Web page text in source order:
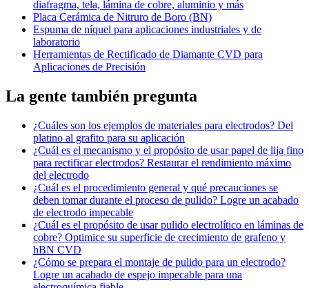
diafragma, tela, lámina de cobre, aluminio y más
Placa Cerámica de Nitruro de Boro (BN)
Espuma de níquel para aplicaciones industriales y de
laboratorio
Herramientas de Rectificado de Diamante CVD para
Aplicaciones de Precisión
La gente también pregunta
¿Cuáles son los ejemplos de materiales para electrodos? Del
platino al grafito para su aplicación
¿Cuál es el mecanismo y el propósito de usar papel de lija fino
para rectificar electrodos? Restaurar el rendimiento máximo
del electrodo
¿Cuál es el procedimiento general y qué precauciones se
deben tomar durante el proceso de pulido? Logre un acabado
de electrodo impecable
¿Cuál es el propósito de usar pulido electrolítico en láminas de
cobre? Optimice su superficie de crecimiento de grafeno y
hBN CVD
¿Cómo se prepara el montaje de pulido para un electrodo?
Logre un acabado de espejo impecable para una